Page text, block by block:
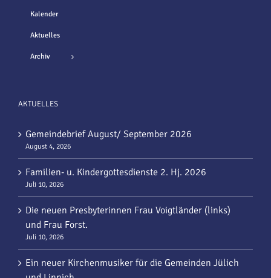
Kalender
Aktuelles
Archiv
AKTUELLES
Gemeindebrief August/ September 2026
August 4, 2026
Familien- u. Kindergottesdienste 2. Hj. 2026
Juli 10, 2026
Die neuen Presbyterinnen Frau Voigtländer (links)
und Frau Forst.
Juli 10, 2026
Ein neuer Kirchenmusiker für die Gemeinden Jülich